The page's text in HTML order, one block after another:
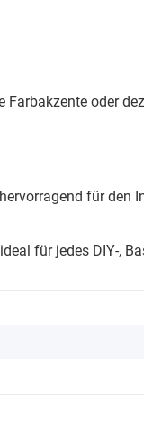
oder
für den
für jedes DIY-,